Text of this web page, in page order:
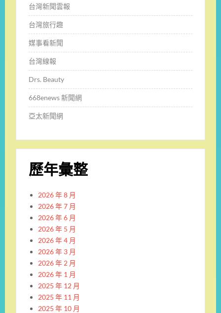
台灣新聞雲報
台灣旅行趣
媒事看新聞
台灣線報
Drs. Beauty
668enews 新聞網
亞太新聞網
歷年彙整
2026 年 8 月
2026 年 7 月
2026 年 6 月
2026 年 5 月
2026 年 4 月
2026 年 3 月
2026 年 2 月
2026 年 1 月
2025 年 12 月
2025 年 11 月
2025 年 10 月